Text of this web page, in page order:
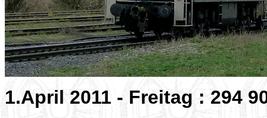
1.April 2011 - Freitag : 294